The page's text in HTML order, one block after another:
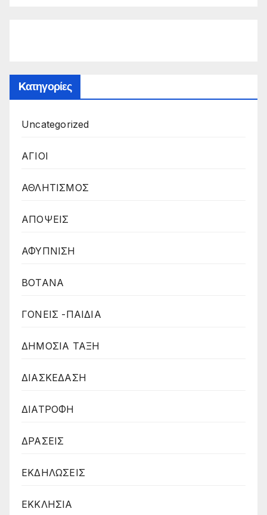
Kατηγορίες
Uncategorized
ΑΓΙΟΙ
ΑΘΛΗΤΙΣΜΟΣ
ΑΠΟΨΕΙΣ
ΑΦΥΠΝΙΣΗ
ΒΟΤΑΝΑ
ΓΟΝΕΙΣ -ΠΑΙΔΙΑ
ΔΗΜΟΣΙΑ ΤΑΞΗ
ΔΙΑΣΚΕΔΑΣΗ
ΔΙΑΤΡΟΦΗ
ΔΡΑΣΕΙΣ
ΕΚΔΗΛΩΣΕΙΣ
ΕΚΚΛΗΣΙΑ